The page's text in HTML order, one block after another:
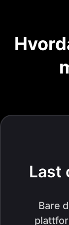
Last
Bare